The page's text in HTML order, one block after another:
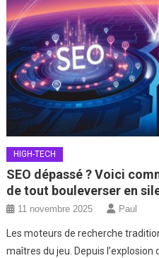
HIGH-TECH
SEO dépassé ? Voici
de tout bouleverser en
11 novembre 2025 Paul
Les moteurs de recherche
maîtres du jeu. Depuis l’explosion